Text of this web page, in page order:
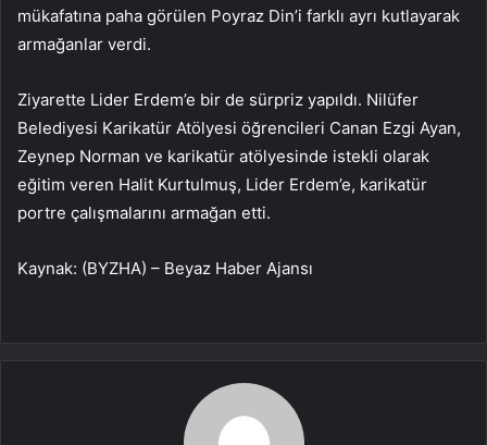
mükafatına paha görülen Poyraz Din’i farklı ayrı kutlayarak
armağanlar verdi.
Ziyarette Lider Erdem’e bir de sürpriz yapıldı. Nilüfer
Belediyesi Karikatür Atölyesi öğrencileri Canan Ezgi Ayan,
Zeynep Norman ve karikatür atölyesinde istekli olarak
eğitim veren Halit Kurtulmuş, Lider Erdem’e, karikatür
portre çalışmalarını armağan etti.
Kaynak: (BYZHA) – Beyaz Haber Ajansı